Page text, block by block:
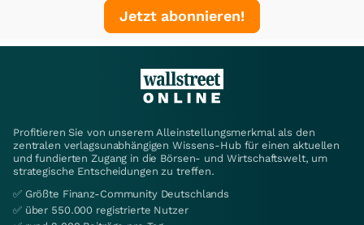
Jetzt abonnieren!
Profitieren Sie von unserem Alleinstellungsmerkmal als den
zentralen verlagsunabhängigen Wissens-Hub für einen aktuellen
und fundierten Zugang in die Börsen- und Wirtschaftswelt, um
strategische Entscheidungen zu treffen.
✅ Größte Finanz-Community Deutschlands
✅ über 550.000 registrierte Nutzer